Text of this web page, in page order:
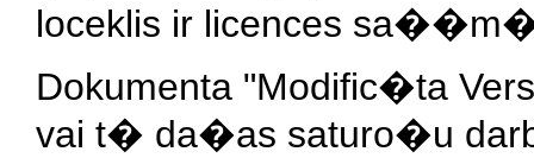
loceklis ir licences
Dokumenta "Modific�ta
vai t� da�as saturo�u